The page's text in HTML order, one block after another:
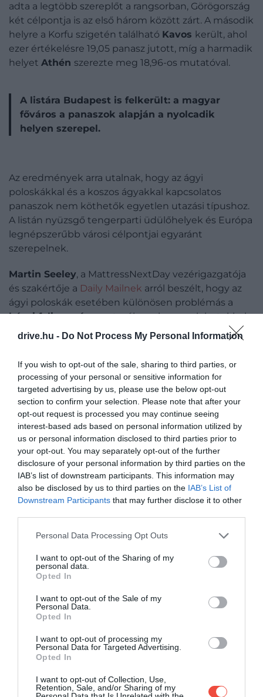
drive.hu - Do Not Process My Personal Information
If you wish to opt-out of the sale, sharing to third parties, or
processing of your personal or sensitive information for
targeted advertising by us, please use the below opt-out
section to confirm your selection. Please note that after your
opt-out request is processed you may continue seeing
interest-based ads based on personal information utilized by
us or personal information disclosed to third parties prior to
your opt-out. You may separately opt-out of the further
disclosure of your personal information by third parties on the
IAB’s list of downstream participants. This information may
also be disclosed by us to third parties on the IAB’s List of
Downstream Participants that may further disclose it to other
Please note that this website/app uses one or more Google
not limited to your visit or usage behaviour. You may click to
grant or deny consent to Google and its third-party tags to
use your data for below specified purposes in below Google
consent section.
Personal Data Processing Opt Outs
I want to opt-out of the Sharing of my
personal data.
Opted In
I want to opt-out of the Sale of my
Personal Data.
Opted In
I want to opt-out of processing my
Personal Data for Targeted Advertising.
Opted In
I want to opt-out of Collection, Use,
Retention, Sale, and/or Sharing of my
adta a legtöbb szereplőt a rangsorban, Görögország
két célpontja is az első három között zárt. A második
helyre a Korfu szigetén található Kavos került, ahol
ezer értékelésre 19,05 panasz jutott, míg a harmadik
helyet Athén szerezte meg 18,96-os mutatóval.
A listára Budapest is felkerült: a magyar
főváros a panaszok alapján a nyolcadik
helyen szerepel.
Az eredmények arra utalnak, hogy az ágyi
poloskákkal és a koszos ágyakkal kapcsolatos
panaszok nem köthetők egyetlen utazási típushoz.
A listán nyüzsgő tengerparti üdülőhelyek és Európa
legnépszerűbb városi célpontjai egyaránt
szerepelnek.
Martin Seeley, a MattressNextDay vezérigazgatója
és szakértője a Daily Mailnek arról beszélt, hogy az
ágyi poloskák esetében különösen problémás a
kései felismerés: az utazók gyakran csak hetekkel
később veszik észre, hogy hazavitték a rovarokat,
bőröndökben vagy akár a kárpitozott bútorokban is.
A gond ráadásul gyorsan súlyosbodhat. Ami
kezdetben egyetlen rovarnak tűnik, rövid idő alatt
jóval nagyobb problémává válhat, mivel a nőstény
ágyi poloskák két hónap alatt akár 200-500 petét is
lerakhatnak. Emiatt a fertőzés gyorsabban
terjedhet, mint azt a legtöbben elsőre gondolnák.
Illusztráció